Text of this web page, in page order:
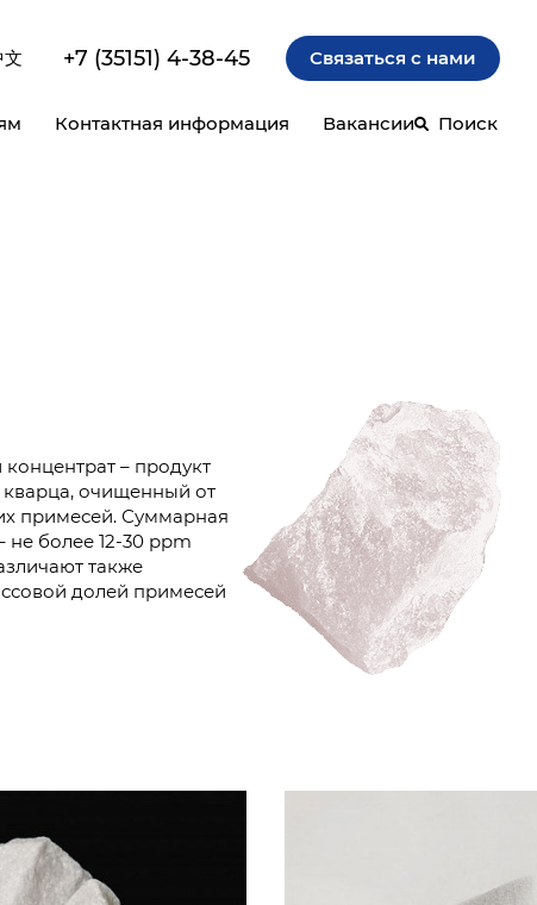
文 +7 (35151) 4-38-45 Связаться с нами
Контактная информация Вакансии Поиск
– продукт
очищенный от
примесей. Суммарная
не более 12-30 ppm
также
долей примесей